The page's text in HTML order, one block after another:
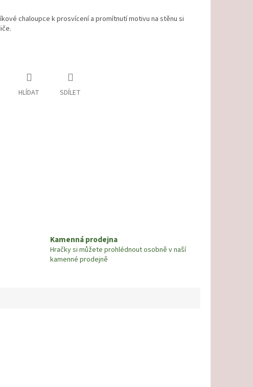
chaloupce k prosvícení a promítnutí motivu na stěnu si
HLÍDAT SDÍLET
Kamenná prodejna
Hračky si můžete prohlédnout osobně v naší
kamenné prodejně